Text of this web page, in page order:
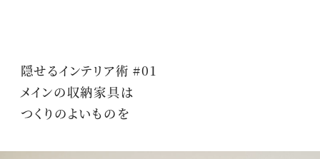
隠せるインテリア術 #01
メインの収納家具は
つくりのよいものを